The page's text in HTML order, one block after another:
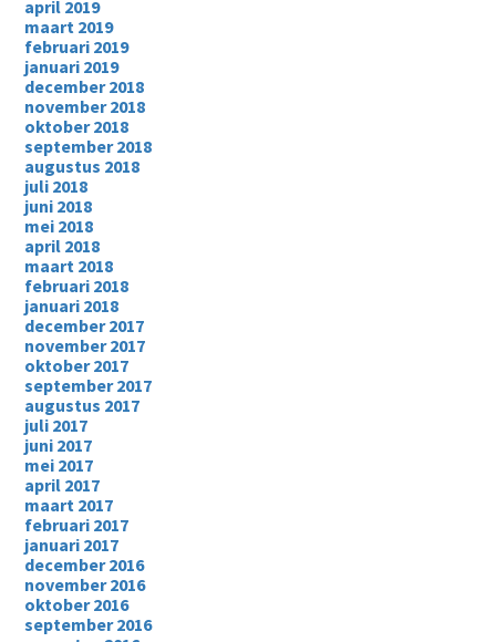
april 2019
maart 2019
februari 2019
januari 2019
december 2018
november 2018
oktober 2018
september 2018
augustus 2018
juli 2018
juni 2018
mei 2018
april 2018
maart 2018
februari 2018
januari 2018
december 2017
november 2017
oktober 2017
september 2017
augustus 2017
juli 2017
juni 2017
mei 2017
april 2017
maart 2017
februari 2017
januari 2017
december 2016
november 2016
oktober 2016
september 2016